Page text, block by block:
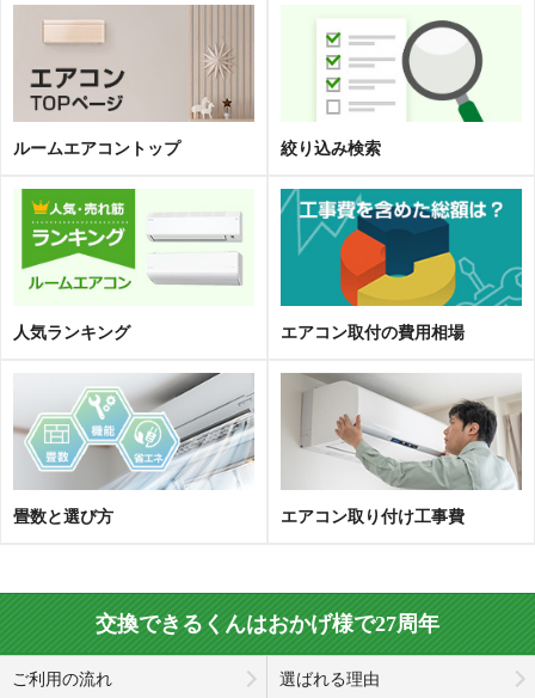
ルームエアコントップ 絞り込み検索
人気ランキング エアコン取付の費用相場
畳数と選び方 エアコン取り付け工事費
交換できるくんはおかげ様で27周年
ご利用の流れ 選ばれる理由